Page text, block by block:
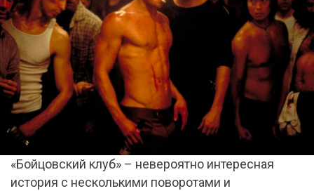
«Бойцовский клуб» – невероятно интересная
история с несколькими поворотами и